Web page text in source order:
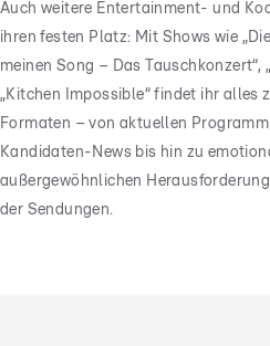
Auch weitere Entertainment- und
ihren festen Platz: Mit Shows wie
meinen Song – Das Tauschkonzert“,
„Kitchen Impossible“ findet ihr alles
Formaten – von aktuellen
Kandidaten-News bis hin zu
außergewöhnlichen
der Sendungen.